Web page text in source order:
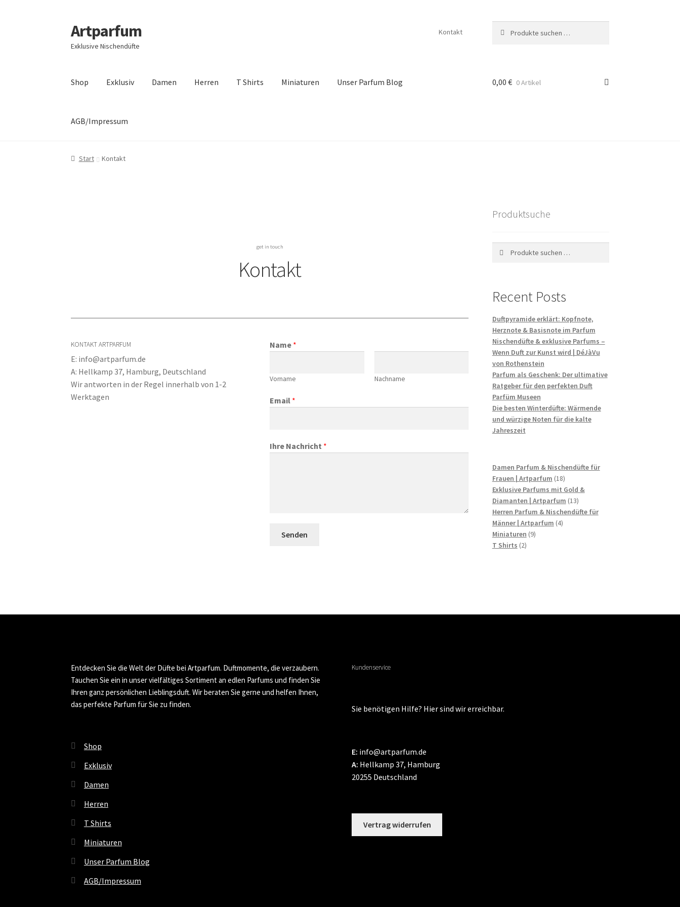
Artparfum
Exklusive Nischendüfte
Kontakt
Shop Exklusiv Damen Herren T Shirts Miniaturen Unser Parfum Blog
AGB/Impressum
Start About AGB
0,00 € 0 Artikel
Start Kontakt
get in touch
Kontakt
KONTAKT ARTPARFUM
E: info@artparfum.de
A: Hellkamp 37, Hamburg, Deutschland
Wir antworten in der Regel innerhalb von 1-2
Werktagen
Name *
Vorname Nachname
Email *
Ihre Nachricht *
Senden
Produktsuche
Recent Posts
Duftpyramide erklärt: Kopfnote,
Herznote & Basisnote im Parfum
Nischendüfte & exklusive Parfums –
Wenn Duft zur Kunst wird | DéJàVu
von Rothenstein
Parfum als Geschenk: Der ultimative
Ratgeber für den perfekten Duft
Parfüm Museen
Die besten Winterdüfte: Wärmende
und würzige Noten für die kalte
Jahreszeit
Damen Parfum & Nischendüfte für
Frauen | Artparfum 18
Exklusive Parfums mit Gold &
Diamanten | Artparfum 13
Herren Parfum & Nischendüfte für
Männer | Artparfum 4
Miniaturen 9
T Shirts 2
Entdecken Sie die Welt der Düfte bei Artparfum. Duftmomente, die verzaubern.
Tauchen Sie ein in unser vielfältiges Sortiment an edlen Parfums und finden Sie
Ihren ganz persönlichen Lieblingsduft. Wir beraten Sie gerne und helfen Ihnen,
das perfekte Parfum für Sie zu finden.
Shop
Exklusiv
Damen
Herren
T Shirts
Miniaturen
Unser Parfum Blog
AGB/Impressum
Kundenservice
Sie benötigen Hilfe? Hier sind wir erreichbar.
E: info@artparfum.de
A: Hellkamp 37, Hamburg
20255 Deutschland
Vertrag widerrufen